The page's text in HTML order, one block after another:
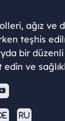
ağız ve
teşhis
bir
ve
DE RU